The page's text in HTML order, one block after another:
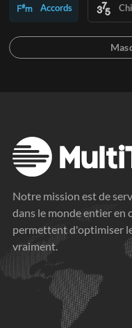
Accords
Notre mission est de
dans le monde entier en
permettent d'optimiser
vraiment.